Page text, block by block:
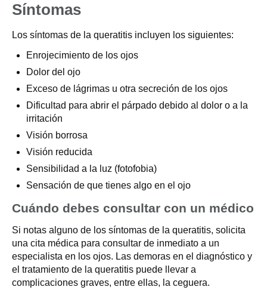
Síntomas
Los síntomas de la queratitis incluyen los siguientes:
Enrojecimiento de los ojos
Dolor del ojo
Exceso de lágrimas u otra secreción de los ojos
Dificultad para abrir el párpado debido al dolor o a la
irritación
Visión borrosa
Visión reducida
Sensibilidad a la luz (fotofobia)
Sensación de que tienes algo en el ojo
Cuándo debes consultar con un médico
Si notas alguno de los síntomas de la queratitis, solicita
una cita médica para consultar de inmediato a un
especialista en los ojos. Las demoras en el diagnóstico y
el tratamiento de la queratitis puede llevar a
complicaciones graves, entre ellas, la ceguera.